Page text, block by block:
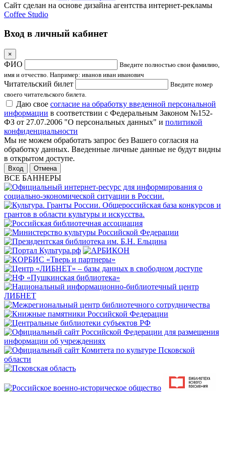
Сайт сделан на основе дизайна агентства интернет-рекламы
Coffee Studio
Вход в личный кабинет
×
ФИО
Введите полностью свои фамилию,
имя и отчество. Например: иванов иван иванович
Читательский билет
Введите номер
своего читательского билета.
Даю свое согласие на обработку введенной персональной
информации в соответствии с Федеральным Законом №152-
ФЗ от 27.07.2006 "О персональных данных" и политикой
конфиденциальности
Мы не можем обработать запрос без Вашего согласия на
обработку данных. Введенные личные данные не будут видны
в открытом доступе.
Отмена
ВСЕ БАННЕРЫ